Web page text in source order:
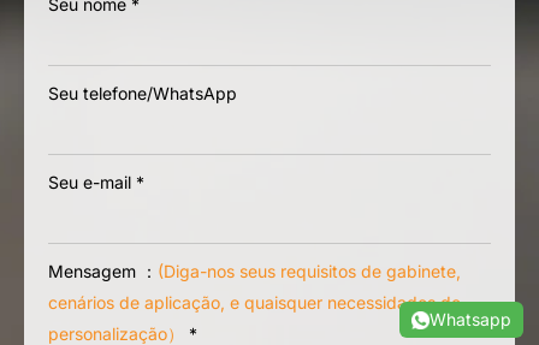
Seu nome *
Seu telefone/WhatsApp
Seu e-mail *
Mensagem ： (Diga-nos seus requisitos de gabinete,
cenários de aplicação, e quaisquer necessidades de
personalização）
*
Whatsapp